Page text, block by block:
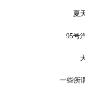
夏
95号
一些所